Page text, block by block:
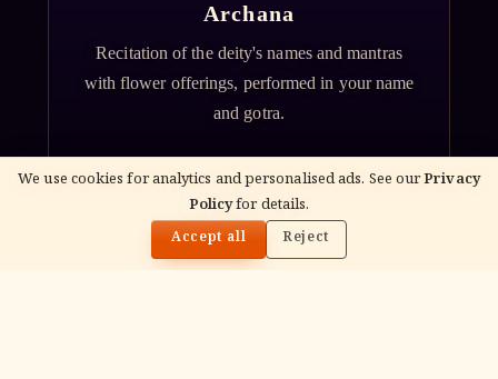
We use cookies for analytics and personalised ads. See ourPrivacy
Policyfor details.
Accept all Reject
Archana
Recitation of the deity's names and mantras
with flower offerings, performed in your name
and gotra.